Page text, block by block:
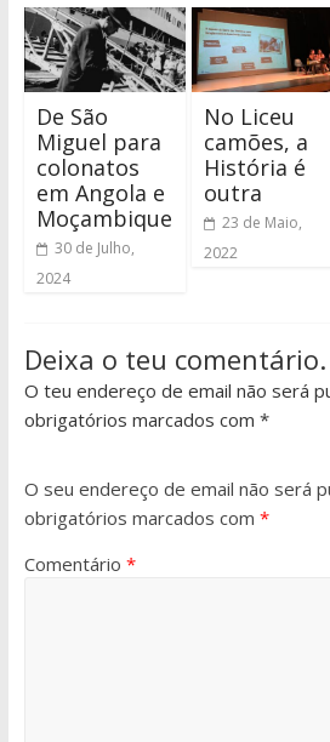
De São
Miguel para
colonatos
em Angola e
Moçambique
30 de Julho,
2024
No Liceu
camões, a
História é
outra
23 de Maio,
2022
Deixa o teu comentário.
O teu endereço de email não será
obrigatórios marcados com *
O seu endereço de email não será
obrigatórios marcados com *
Comentário *